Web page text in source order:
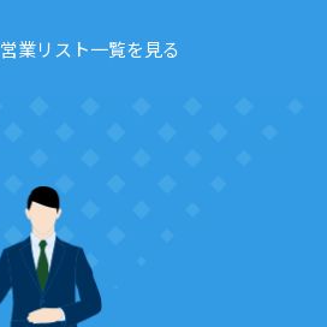
営業リスト一覧を見る